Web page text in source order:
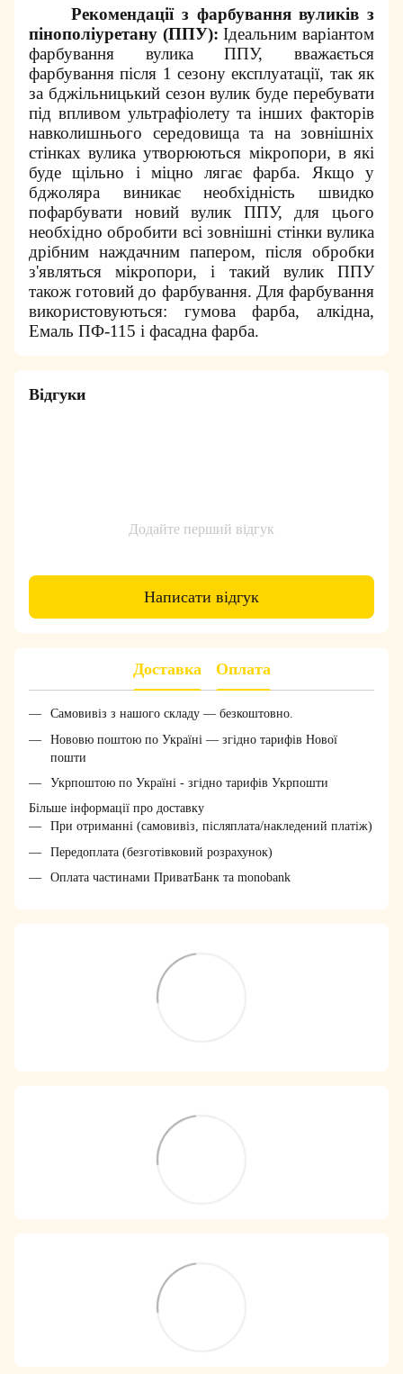
Рекомендації з фарбування вуликів з
пінополіуретану (ППУ): Ідеальним варіантом
фарбування вулика ППУ, вважається
фарбування після 1 сезону експлуатації, так як
за бджільницький сезон вулик буде перебувати
під впливом ультрафіолету та інших факторів
навколишнього середовища та на зовнішніх
стінках вулика утворюються мікропори, в які
буде щільно і міцно лягає фарба. Якщо у
бджоляра виникає необхідність швидко
пофарбувати новий вулик ППУ, для цього
необхідно обробити всі зовнішні стінки вулика
дрібним наждачним папером, після обробки
з'являться мікропори, і такий вулик ППУ
також готовий до фарбування. Для фарбування
використовуються: гумова фарба, алкідна,
Емаль ПФ-115 і фасадна фарба.
Відгуки
Додайте перший відгук
Написати відгук
Доставка Оплата
Самовивіз з нашого складу — безкоштовно.
Нововю поштою по Україні — згідно тарифів Нової
пошти
Укрпоштою по Україні - згідно тарифів Укрпошти
Більше інформації про доставку
При отриманні (самовивіз, післяплата/накледений платіж)
Передоплата (безготівковий розрахунок)
Оплата частинами ПриватБанк та monobank